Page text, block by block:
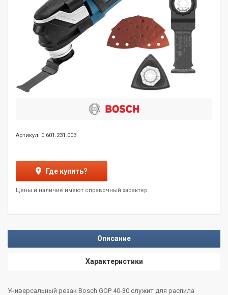
Артикул: 0.601.231.003
Где купить?
Цены и наличие имеют справочный характер
Описание
Характеристики
Универсальный резак Bosch GOP 40-30 служит для распила